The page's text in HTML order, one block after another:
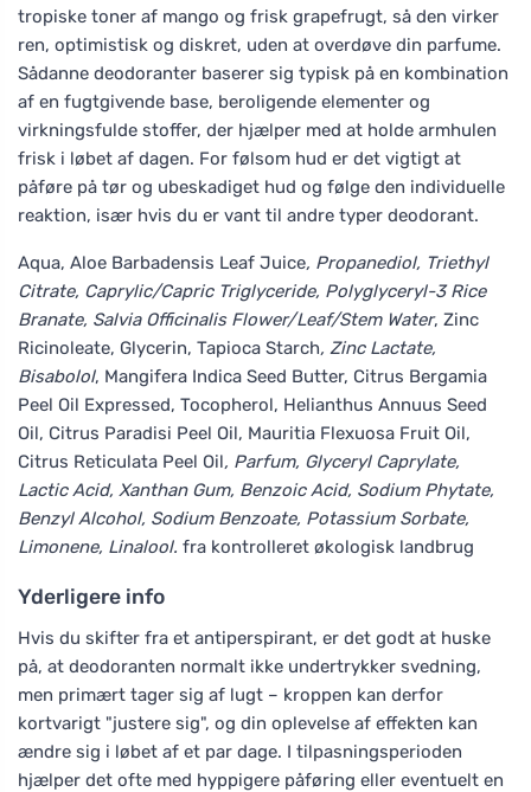
tropiske toner af mango og frisk grapefrugt, så den virker
ren, optimistisk og diskret, uden at overdøve din parfume.
Sådanne deodoranter baserer sig typisk på en kombination
af en fugtgivende base, beroligende elementer og
virkningsfulde stoffer, der hjælper med at holde armhulen
frisk i løbet af dagen. For følsom hud er det vigtigt at
påføre på tør og ubeskadiget hud og følge den individuelle
reaktion, især hvis du er vant til andre typer deodorant.
Aqua, Aloe Barbadensis Leaf Juice, Propanediol, Triethyl
Citrate, Caprylic/Capric Triglyceride, Polyglyceryl-3 Rice
Branate, Salvia Officinalis Flower/Leaf/Stem Water, Zinc
Ricinoleate, Glycerin, Tapioca Starch, Zinc Lactate,
Bisabolol, Mangifera Indica Seed Butter, Citrus Bergamia
Peel Oil Expressed, Tocopherol, Helianthus Annuus Seed
Oil, Citrus Paradisi Peel Oil, Mauritia Flexuosa Fruit Oil,
Citrus Reticulata Peel Oil, Parfum, Glyceryl Caprylate,
Lactic Acid, Xanthan Gum, Benzoic Acid, Sodium Phytate,
Benzyl Alcohol, Sodium Benzoate, Potassium Sorbate,
Limonene, Linalool. fra kontrolleret økologisk landbrug
Yderligere info
Hvis du skifter fra et antiperspirant, er det godt at huske
på, at deodoranten normalt ikke undertrykker svedning,
men primært tager sig af lugt – kroppen kan derfor
kortvarigt "justere sig", og din oplevelse af effekten kan
ændre sig i løbet af et par dage. I tilpasningsperioden
hjælper det ofte med hyppigere påføring eller eventuelt en